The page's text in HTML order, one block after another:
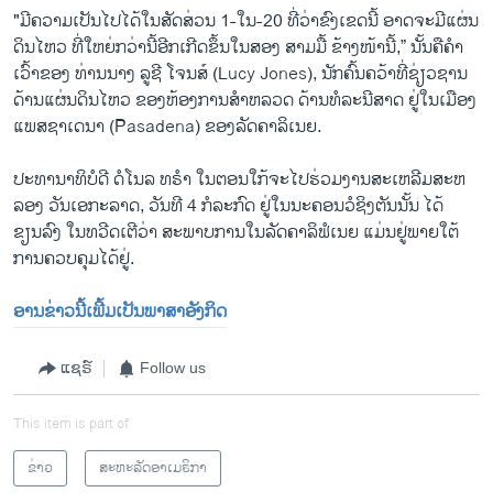
"ມີ​ຄວາມ​ເປັນ​ໄປ​ໄດ້ໃນ​ສັດ​ສ່ວນ 1-ໃນ-20 ທີ່​ວ່າ​ຂົງ​ເຂດນີ້ ອາດ​ຈະ​ມີ​ແຜ່ນ​
ດິນ​ໄຫວ​ ທີ່​ໃຫຍ່ກວ່ານີ້​ອີກ​ເກີດ​ຂຶ້ນ​ໃນສອງ ສາມມື້ ຂ້າງ​ໜ້ານີ້,” ນັ້ນ​ຄື​ຄຳ​
ເວົ້າ​ຂອງ ທ່ານ​ນາງ ລູ​ຊີ ໂຈນ​ສ໌ (Lucy Jones), ນັກ​ຄົ້ນ​ຄວ້າ​ທີ່​ຊ່ຽວ​ຊານ
ດ້ານ​ແຜ່ນ​ດິນ​ໄຫວ ຂອງ​ຫ້ອງ​ການ​ສຳ​ຫລວດ ​ດ້ານທໍ​ລະ​ນີ​ສາດ ຢູ່ໃນ​ເມືອງ
ແພ​ສ​ຊາ​ເດ​ນາ (Pasadena) ຂອງ​ລັດ​ຄາ​ລິ​ເນຍ.
ປະ​ທາ​ນາ​ທິ​ບໍ​ດີ ດໍ​ໂນ​ລ ທ​ຣຳ ໃນ​ຕອນ​ໃກ້​ຈະ​ໄປ​ຮ່ວມ​ງານ​ສະ​ເຫລີມສະ​ຫ
ລອງ ວັນ​ເອ​ກະ​ລາດ, ວັນທີ 4 ກໍ​ລະ​ກົດ ຢູ່​ໃນ​ນະ​ຄອນ​ວໍ​ຊິງ​ຕັນນັ້ນ ໄດ້​
ຂຽນ​ລົງ ໃນ​ທວີດ​ເຕີ​ວ່າ ສະ​ພາບ​ການ​ໃນ​ລັດ​ຄາ​ລິ​ຟໍ​ເນຍ ​ແມ່ນຢູ່ພາຍ​ໃຕ້​
ການ​ຄວບ​ຄຸມ​ໄດ້ຢູ່.
ອານ​ຂ່າວນີ້​ເພີ້ມ​ເປັນ​ພາ​ສາ​ອັງ​ກິດ
ແຊຣ໌ Follow us
This item is part of
ຂ່າວ
ສະຫະລັດອາເມຣິກາ